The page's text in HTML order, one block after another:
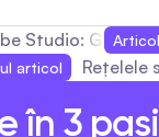
Studio: Ghid
articol
Rețelele
în 3